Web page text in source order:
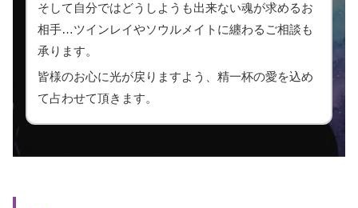
そして自分ではどうしようも出来ない魂が求めるお
相手…ツインレイやソウルメイトに纏わるご相談も
承ります。
皆様のお心に光が戻りますよう、精一杯の愛を込め
て占わせて頂きます。